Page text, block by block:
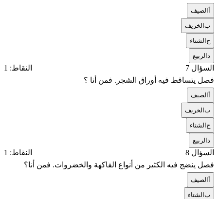
الصيف
بالخريف
جالشتاء
الربيع
السؤال 7
النقاط: 1
فصل يتساقط فيه أوراق الشجر. فمن أنا ؟
الصيف
بالخريف
جالشتاء
الربيع
السؤال 8
النقاط: 1
فصل ينضج فيه الكثير من أنواع الفاكهة والخضروات. فمن أنا؟
الصيف
بالشتاء